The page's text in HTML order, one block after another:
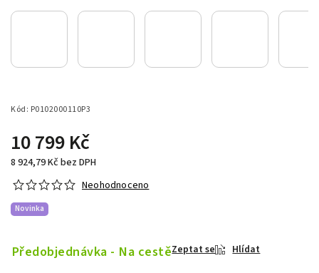
Kód: P0102000110P3
10 799 Kč
8 924,79 Kč bez DPH
Novinka
Neohodnoceno
Předobjednávka - Na cestěZeptat se Hlídat